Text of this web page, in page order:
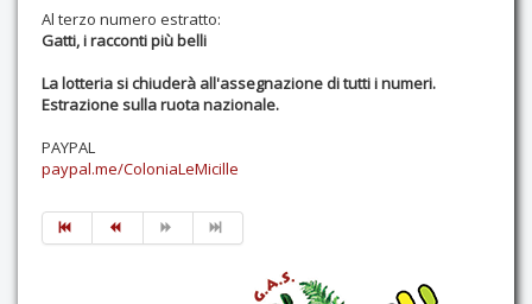
Al terzo numero estratto:
Gatti, i racconti più belli
La lotteria si chiuderà all'assegnazione di tutti i numeri.
Estrazione sulla ruota nazionale.
PAYPAL
paypal.me/ColoniaLeMicille